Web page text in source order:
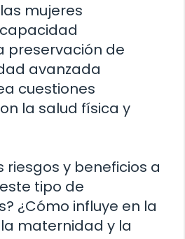
mujeres
preservación de
avanzada
cuestiones
la salud física y
riesgos y beneficios a
tipo de
¿Cómo influye en la
maternidad y la